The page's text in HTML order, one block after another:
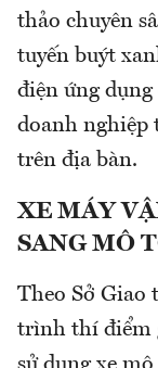
thảo chuyên
tuyến buýt
điện ứng dụng
doanh nghiệp
trên địa bàn.
XE MÁY
SANG MÔ
Theo Sở Giao
trình thí điểm